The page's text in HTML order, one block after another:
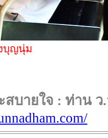
บุญนุ่ม
บายใจ : ท่าน ว